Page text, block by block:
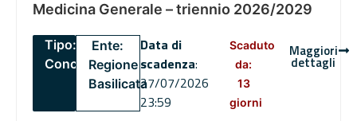
Medicina Generale – triennio 2026/2029
Tipo:
Concorsi
Ente:
Regione
Basilicata
Data di
scadenza:
27/07/2026
23:59
Scaduto
da:
13
giorni
Maggiori
dettagli